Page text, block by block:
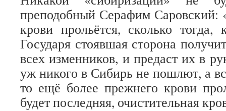
преподобный Серафим Саровский:
крови прольётся, сколько тогда,
Государя стоявшая сторона
всех изменников, и предаст их в
уж никого в Сибирь не пошлют, а
то ещё более прежнего крови
будет последняя, очистительная